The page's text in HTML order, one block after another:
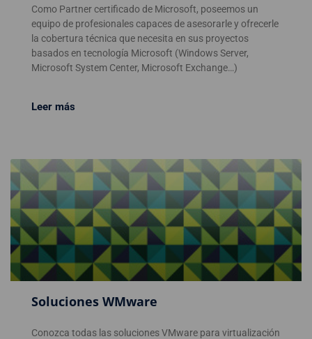
Como Partner certificado de Microsoft, poseemos un
equipo de profesionales capaces de asesorarle y ofrecerle
la cobertura técnica que necesita en sus proyectos
basados en tecnología Microsoft (Windows Server,
Microsoft System Center, Microsoft Exchange…)
Leer más
Soluciones WMware
Conozca todas las soluciones VMware para virtualización